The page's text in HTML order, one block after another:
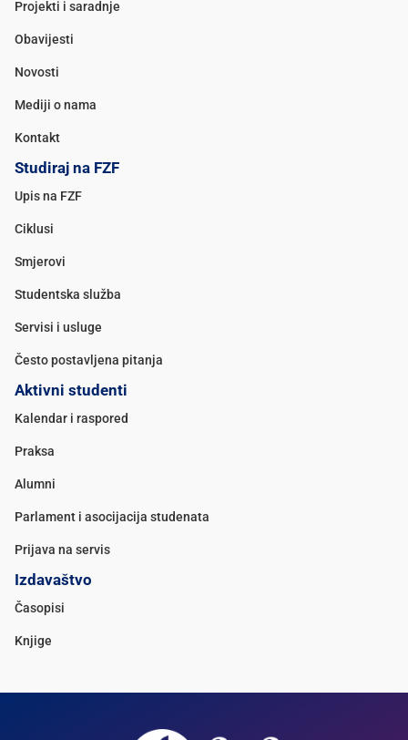
Projekti i saradnje
Obavijesti
Novosti
Mediji o nama
Kontakt
Studiraj na FZF
Upis na FZF
Ciklusi
Smjerovi
Studentska služba
Servisi i usluge
Često postavljena pitanja
Aktivni studenti
Kalendar i raspored
Praksa
Alumni
Parlament i asocijacija studenata
Prijava na servis
Izdavaštvo
Časopisi
Knjige